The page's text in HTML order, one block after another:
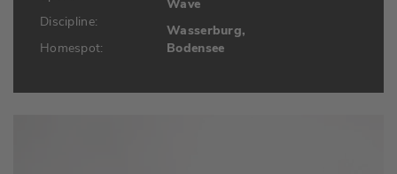
Discipline:
Homespot:
Wave
Wasserburg,
Bodensee